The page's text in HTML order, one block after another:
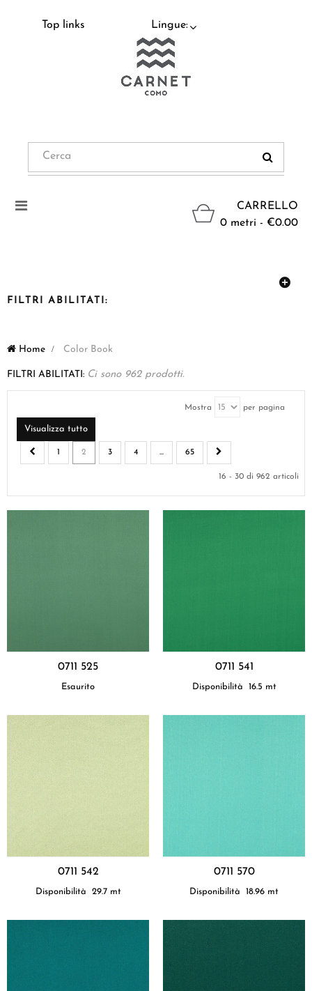
Top links Lingue:
CARRELLO
0 metri - €0.00
Navigazione
FILTRI ABILITATI:
Home > Color Book
FILTRI ABILITATI: Ci sono 962 prodotti.
Mostra per pagina
Visualizza tutto
1 2 3 4 ... 65
16 - 30 di 962 articoli
0711 525
Esaurito
0711 541
Disponibilità 16.5 mt
0711 542
Disponibilità 29.7 mt
0711 570
Disponibilità 18.96 mt